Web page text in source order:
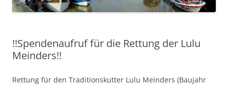
!!Spendenaufruf für die Rettung der Lulu
Meinders!!
Rettung für den Traditionskutter Lulu Meinders (Baujahr